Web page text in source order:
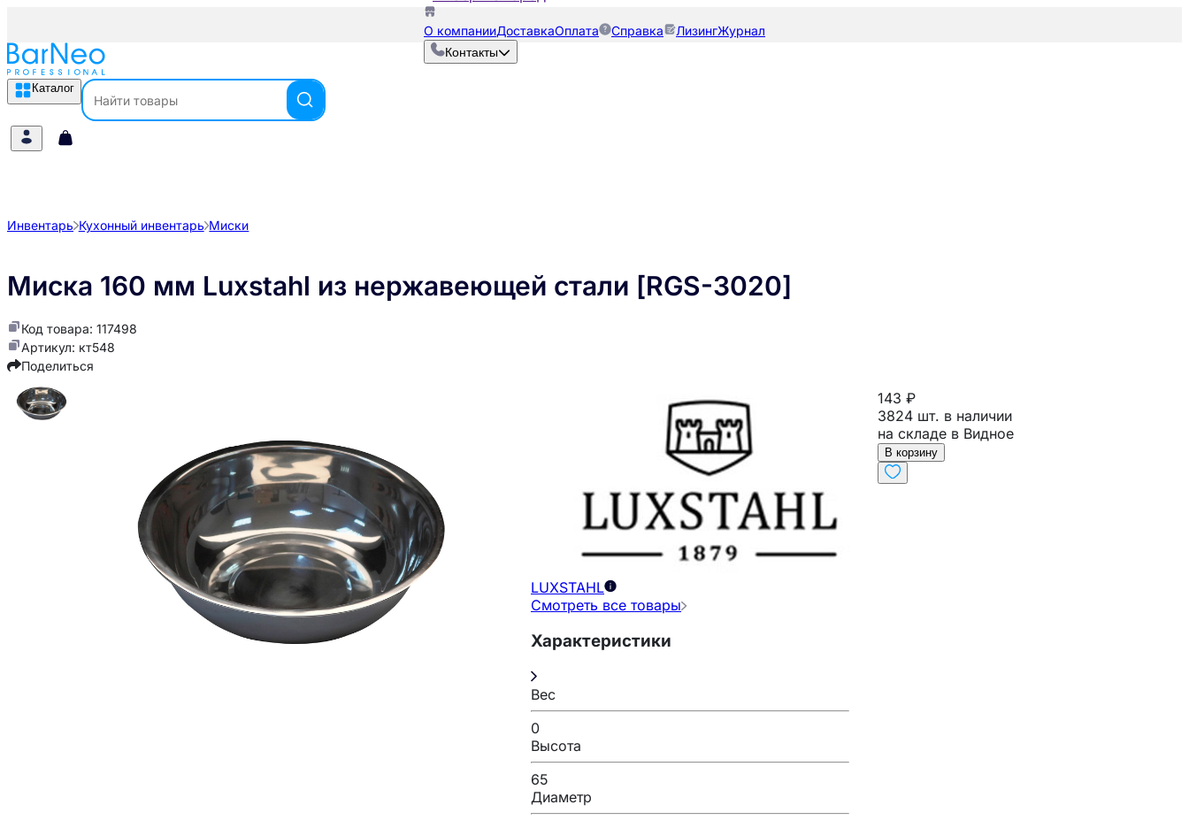
О компанииДоставкаОплата Справка ЛизингЖурнал
Контакты
Каталог
Инвентарь Кухонный инвентарь Миски
Миска 160 мм Luxstahl из нержавеющей стали [RGS-3020]
Код товара: 117498
Артикул: кт548
Поделиться
LUXSTAHL
Смотреть все товары
Характеристики
Вес
0
Высота
65
Диаметр
143 ₽
3824 шт. в наличии
на складе в Видное
В корзину